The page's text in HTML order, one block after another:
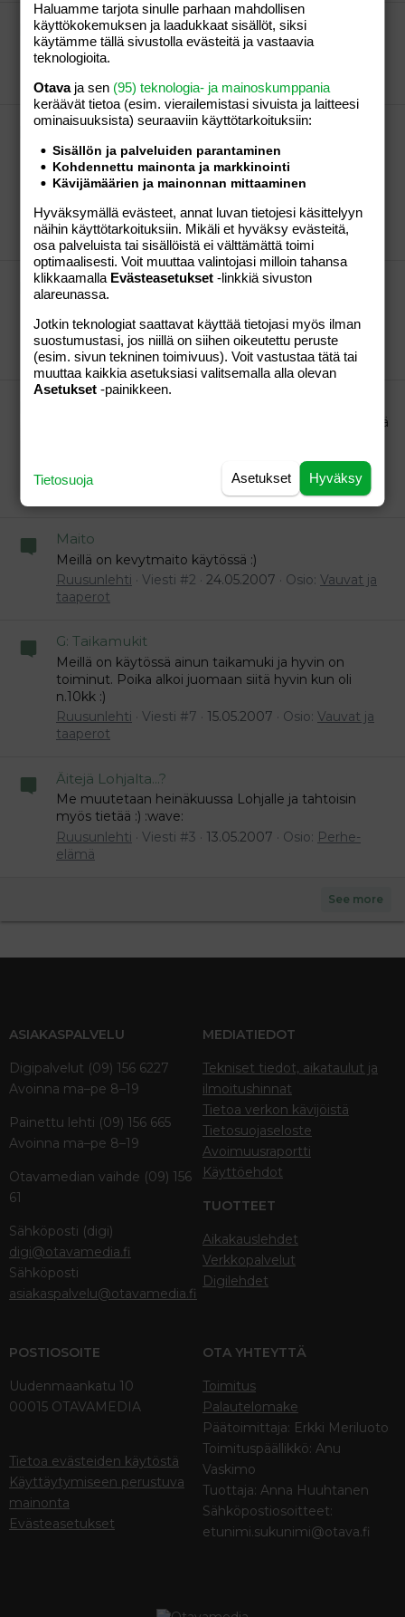
MONTAKO LASTA JA HEIDÄN IÄT?
Poika 1v.1kk :heart:
Ruusunlehti
vapaa
Uskotko että parisuhteen ,hyvän voi löytää
esim.Suomi14 treffejen kautta?
En tiedä löytääkö nykyään mutta minä löysin 8
vuotta sitten ja vieläkin ollaan yhdessä ja yksi lapsikin
Ruusunlehti
Viesti #10 10.07.2007 Osio:Aihe
vapaa
Mitä teillä syötiin tänään?
Äitini tekemiä lihapullia kermakastikkeessa ja
uusiaperunoita :p :p
Ruusunlehti
Viesti #46 10.07.2007 Osio:Aihe
vapaa
LOHJA KOKOON!!
Moikka! Täällä tuleva Lohjalainen, muutto olisi edessä
Ruusunlehti
26.06.2007 Osio:Perhe-
Maito
Meillä on kevytmaito käytössä :)
Ruusunlehti
Viesti #2 24.05.2007 Osio: Vauvat ja
taaperot
G: Taikamukit
Meillä on käytössä ainun taikamuki ja hyvin on
toiminut. Poika alkoi juomaan siitä hyvin kun oli
n.10kk :)
Ruusunlehti
Viesti #7 15.05.2007 Osio: Vauvat ja
taaperot
Äitejä Lohjalta...?
Me muutetaan heinäkuussa Lohjalle ja tahtoisin
myös tietää :) :wave:
Ruusunlehti
Viesti #3 13.05.2007 Osio: Perhe-
elämä
See more
ASIAKASPALVELU
Digipalvelut (09) 156 6227
Avoinna ma–pe 8–19
Painettu lehti (09) 156 665
Avoinna ma–pe 8–19
Otavamedian vaihde (09) 156
61
Sähköposti (digi)
digi@otavamedia.fi
Sähköposti
asiakaspalvelu@otavamedia.fi
MEDIATIEDOT
Tekniset tiedot, aikataulut ja
ilmoitushinnat
Tietoa verkon kävijöistä
Tietosuojaseloste
Avoimuusraportti
Käyttöehdot
TUOTTEET
Aikakauslehdet
Verkkopalvelut
Digilehdet
POSTIOSOITE
Uudenmaankatu 10
00015 OTAVAMEDIA
Tietoa evästeiden käytöstä
Käyttäytymiseen perustuva
mainonta
Evästeasetukset
OTA YHTEYTTÄ
Toimitus
Palautelomake
Päätoimittaja: Erkki Meriluoto
Toimituspäällikkö: Anu
Vaskimo
Tuottaja: Anna Huuhtanen
Sähköpostiosoitteet:
etunimi.sukunimi@otava.fi
Haluamme tarjota sinulle parhaan mahdollisen
käyttökokemuksen ja laadukkaat sisällöt, siksi
käytämme tällä sivustolla evästeitä ja vastaavia
teknologioita.
Otavaja sen (95) teknologia- ja mainoskumppania
keräävät tietoa (esim. vierailemis­tasi sivuista ja laitteesi
ominaisuuk­sista) seuraaviin käyttötarkoituksiin:
Sisällön ja palveluiden parantaminen
Kohdennettu mainonta ja markkinointi
Kävijämäärien ja mainonnan mittaaminen
Hyväksymällä evästeet, annat luvan tietojesi käsittelyyn
näihin käyttötarkoituksiin. Mikäli et hyväksy evästeitä,
osa palveluista tai sisällöistä ei välttämättä toimi
optimaalisesti. Voit muuttaa valintojasi milloin tahansa
klikkaamalla Evästeasetukset -linkkiä sivuston
alareunassa.
Jotkin teknologiat saattavat käyttää tietojasi myös ilman
suostumustasi, jos niillä on siihen oikeutettu peruste
(esim. sivun tekninen toimivuus). Voit vastustaa tätä tai
muuttaa kaikkia asetuksiasi valitsemalla alla olevan
Asetukset -painikkeen.
Hyväksy
Asetukset
Tietosuoja